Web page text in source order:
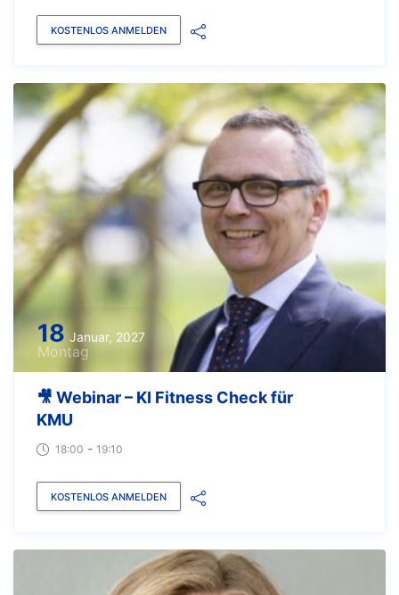
KOSTENLOS ANMELDEN
18 Januar, 2027
Montag
🎥 Webinar – KI Fitness Check für
KMU
18:00 - 19:10
KOSTENLOS ANMELDEN